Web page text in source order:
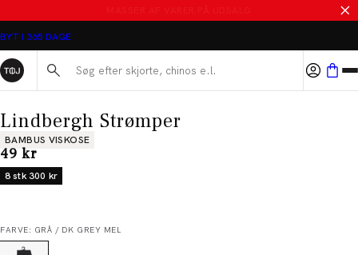
BYT I 365 DAGE
Søg her...
Lindbergh Strømper
Produkt egenskaber
BAMBUS VISKOSE
I alt (inkl. rabat)
49 kr
8 stk 300 kr
FARVE: GRÅ / DK GREY MEL